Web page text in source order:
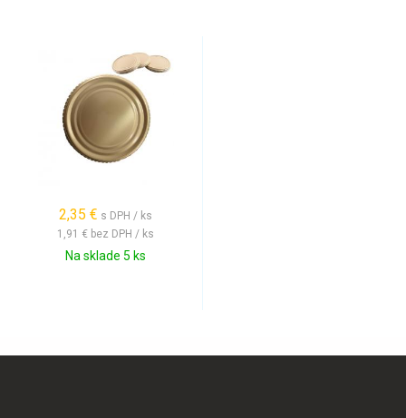
2,35 € s DPH / ks
1,91 € bez DPH / ks
Na sklade 5 ks